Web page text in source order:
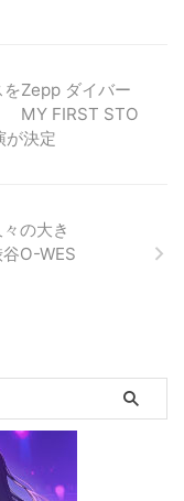
をZepp ダイバー
MY FIRST STO
が決定
の大き
O-WES